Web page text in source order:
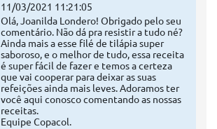
11/03/2021 11:21:05
Olá, Joanilda Londero! Obrigado pelo seu
comentário. Não dá pra resistir a tudo né?
Ainda mais a esse filé de tilápia super
saboroso, e o melhor de tudo, essa receita
é super fácil de fazer e temos a certeza
que vai cooperar para deixar as suas
refeições ainda mais leves. Adoramos ter
você aqui conosco comentando as nossas
receitas.
Equipe Copacol.